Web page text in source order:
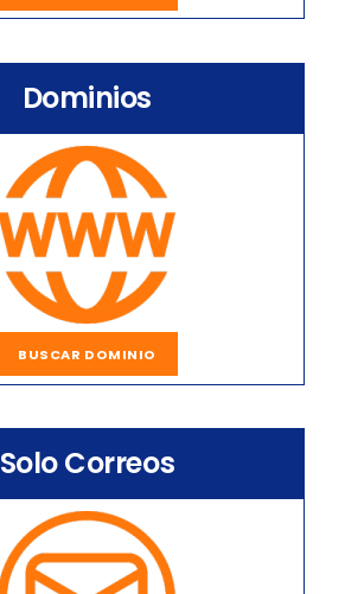
Dominios
BUSCAR DOMINIO
Solo Correos